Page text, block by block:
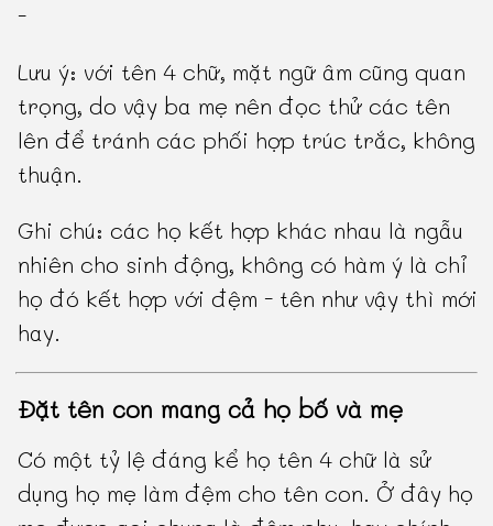
-
Lưu ý: với tên 4 chữ, mặt ngữ âm cũng quan
trọng, do vậy ba mẹ nên đọc thử các tên
lên để tránh các phối hợp trúc trắc, không
thuận.
Ghi chú: các họ kết hợp khác nhau là ngẫu
nhiên cho sinh động, không có hàm ý là chỉ
họ đó kết hợp với đệm - tên như vậy thì mới
hay.
Đặt tên con mang cả họ bố và mẹ
Có một tỷ lệ đáng kể họ tên 4 chữ là sử
dụng họ mẹ làm đệm cho tên con. Ở đây họ